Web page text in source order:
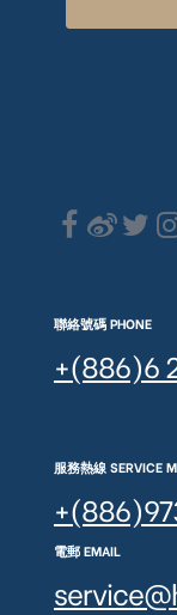
聯絡號碼 PHONE
+(886)6
服務熱線 SERVICE
電郵 EMAIL